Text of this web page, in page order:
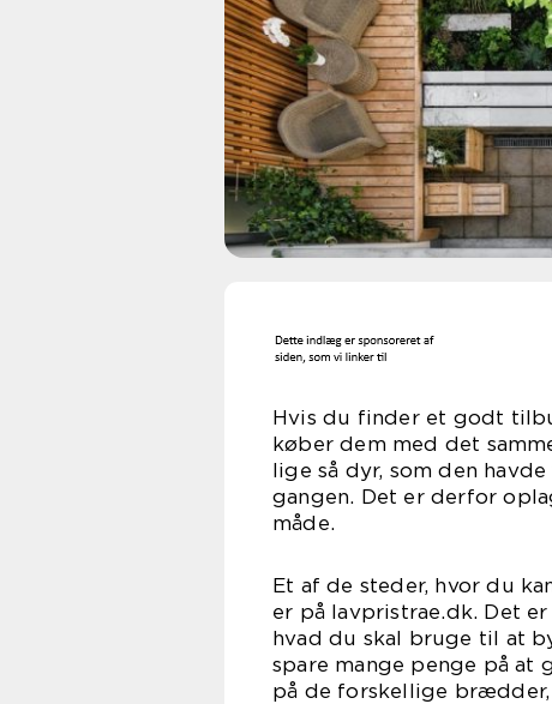
Hvis du finder et godt
køber dem med det
lige så dyr, som den
gangen. Det er derfor
Et af de steder, hvor du
er på lavpristrae.dk. Det
hvad du skal bruge til at
spare mange penge på
på de forskellige brædder,